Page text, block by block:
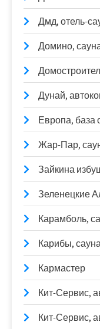
Дмд, отель-
Домино,
Дунай,
Европа, база
Жар-Пар,
Зайкина
Зеленецкие
Карамболь,
Карибы,
Кармастер
Кит-Сервис,
Кит-Сервис,